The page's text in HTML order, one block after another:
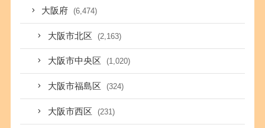
大阪府 (6,474)
大阪市北区 (2,163)
大阪市中央区 (1,020)
大阪市福島区 (324)
大阪市西区 (231)